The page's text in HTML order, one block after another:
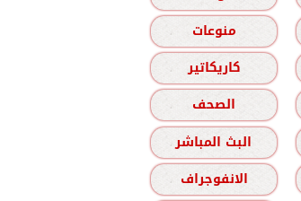
منوعات
كاريكاتير
الصحف
البث المباشر
الانفوجراف